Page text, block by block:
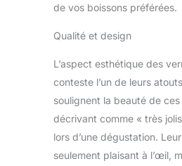
de vos boissons préférées.
Qualité et design
L’aspect esthétique des
conteste l’un de leurs
soulignent la beauté de
décrivant comme « très
lors d’une dégustation.
seulement plaisant à l’œil,